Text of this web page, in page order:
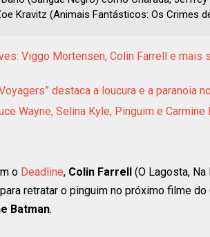
Kravitz (Animais Fantásticos: Os Crimes
Viggo Mortensen, Colin Farrell e mais
destaca a loucura e a paranoia
Wayne, Selina Kyle, Pinguim e
o Deadline, Colin Farrell (O Lagosta,
retratar o pinguim no próximo filme
Batman.